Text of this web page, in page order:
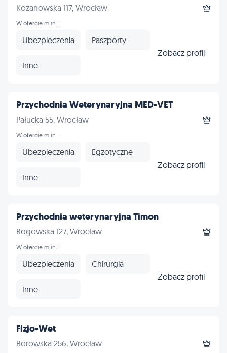
Kozanowska 117, Wrocław
W ofercie m.in.:
Ubezpieczenia Paszporty
Inne
Zobacz profil
Przychodnia Weterynaryjna MED-VET
Pałucka 55, Wrocław
W ofercie m.in.:
Ubezpieczenia Egzotyczne
Inne
Zobacz profil
Przychodnia weterynaryjna Timon
Rogowska 127, Wrocław
W ofercie m.in.:
Ubezpieczenia Chirurgia
Inne
Zobacz profil
Fizjo-Wet
Borowska 256, Wrocław